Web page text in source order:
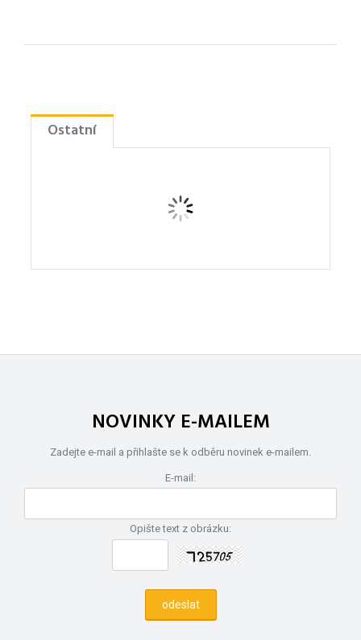
Ostatní
NOVINKY E-MAILEM
Zadejte e-mail a přihlašte se k odběru novinek e-mailem.
E-mail:
Opište text z obrázku: